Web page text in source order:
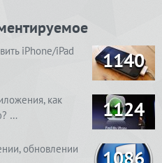
iPhone/iPad
1140
как
…
1124
обновлении